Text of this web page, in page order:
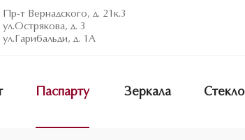
т Вернадского, д. 21к.3
д. 3
д. 1А
Паспарту Зеркала Стекло